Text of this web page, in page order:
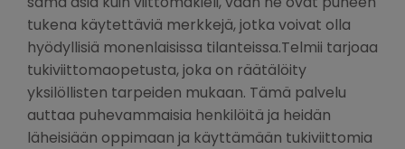
tukena käytettäviä merkkejä, jotka voivat olla
hyödyllisiä monenlaisissa tilanteissa.Telmii tarjoaa
tukiviittomaopetusta, joka on räätälöity
yksilöllisten tarpeiden mukaan. Tämä palvelu
auttaa puhevammaisia henkilöitä ja heidän
läheisiään oppimaan ja käyttämään tukiviittomia